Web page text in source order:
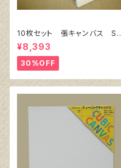
10枚セット 張キャンバス Sn
owWhite SPC（綿・ポリエステ
ル）F6 410㎜×318㎜
¥8,393
30%OFF